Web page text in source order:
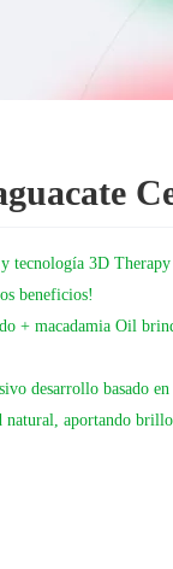
tecnología 3D
beneficios!
+ macadamia Oil
desarrollo basado
natural, aportando